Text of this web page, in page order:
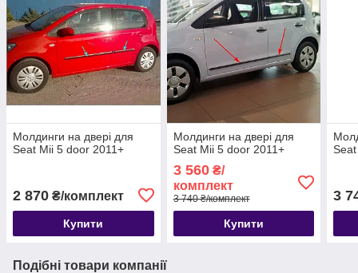
Молдинги на двері для
Seat Mii 5 door 2011+
2 870 ₴/комплект
Купити
Молдинги на двері для
Seat Mii 5 door 2011+
3 560₴/
комплект
3 740 ₴/комплект
Купити
3
Подібні товари компанії